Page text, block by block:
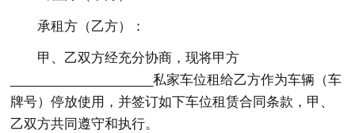
承租方（乙方）：
甲、乙双方经充分协商，现将甲方
____________________私家车位租给乙方作为车辆（车
牌号）停放使用，并签订如下车位租赁合同条款，甲、
乙双方共同遵守和执行。